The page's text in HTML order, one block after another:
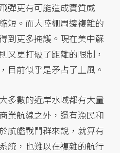
彈更有可能造成實質威
短。而大陸棚周邊複雜的
到更多掩護。現在美中蘇
又更打破了距離的限制，
目前似乎是矛占了上風。
多數的近岸水域都有大量
業航線之外，還有漁民和
航艦戰鬥群來說，就算有
統，也難以在複雜的航行